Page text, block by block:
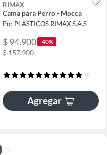
RIMAX
Cama para Perro - Mocca
Por PLASTICOS RIMAX S.A.S
$ 94.900 -40%
$ 157.900
(2)
Agregar